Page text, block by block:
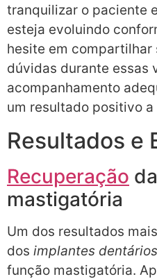
tranquilizar o paciente
esteja evoluindo
hesite em compartilhar
dúvidas durante essas
acompanhamento
um resultado positivo a
Resultados e
Recuperação
mastigatória
Um dos resultados
dos implantes dentários
função mastigatória.